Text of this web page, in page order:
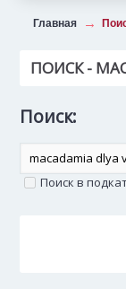
Главная
ПОИСК -
Поиск:
Поиск в